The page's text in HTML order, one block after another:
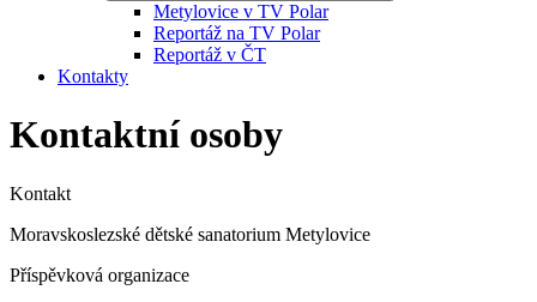
Metylovice v TV Polar
Reportáž na TV Polar
Reportáž v ČT
Kontakty
Kontaktní osoby
Kontakt
Moravskoslezské dětské sanatorium Metylovice
Příspěvková organizace